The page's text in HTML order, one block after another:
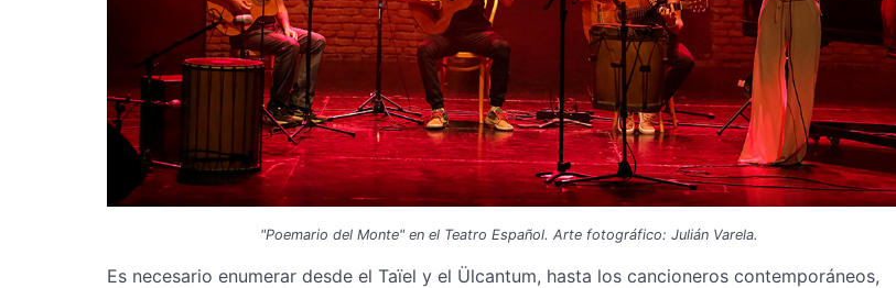
"Poemario del Monte" en el Teatro Español. Arte fotográfico: Julián Varela.
Es necesario enumerar desde el Taïel y el Ülcantum, hasta los cancioneros contemporáneos,